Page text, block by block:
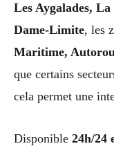
Les Aygalades,
Dame-Limite, les
Maritime,
que certains
cela permet une
Disponible 24h/24